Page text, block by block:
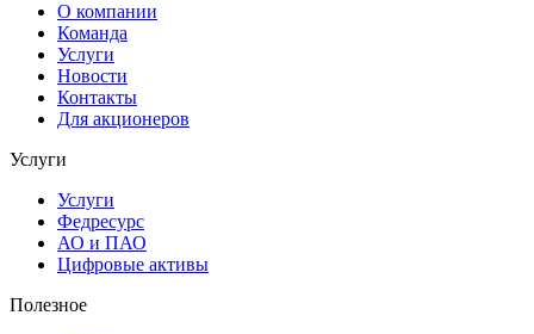
О компании
Команда
Услуги
Новости
Контакты
Для акционеров
Услуги
Услуги
Федресурс
АО и ПАО
Цифровые активы
Полезное